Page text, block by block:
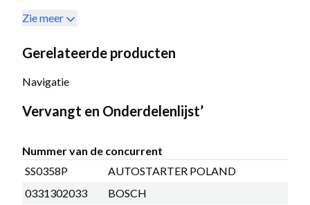
Zie meer
Gerelateerde producten
Navigatie
Vervangt en Onderdelenlijst’
Nummer van de concurrent
SS0358P
AUTOSTARTER POLAND
0331302033
BOSCH